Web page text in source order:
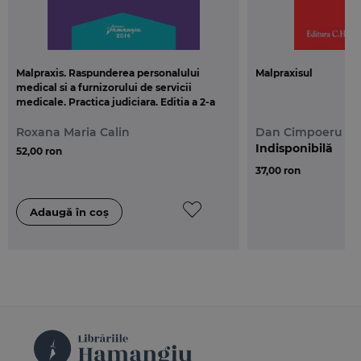
Malpraxis. Raspunderea personalului
medical si a furnizorului de servicii
medicale. Practica judiciara. Editia a 2-a
Roxana Maria Calin
52,00 ron
Malpraxisul
Dan Cimpoeru
37,00 ron
Indisponibilă